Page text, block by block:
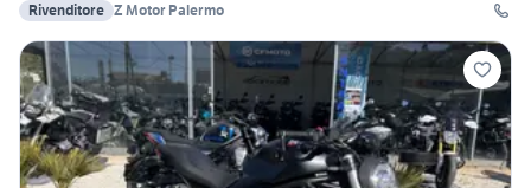
Rivenditore Z Motor Palermo